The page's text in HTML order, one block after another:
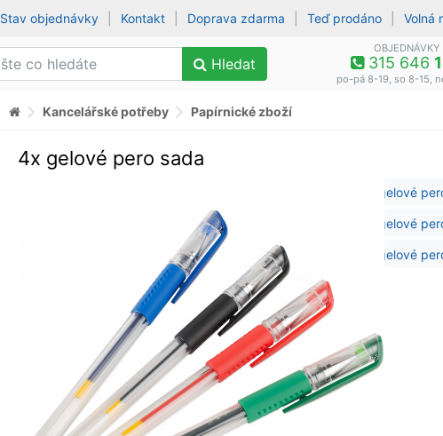
Stav objednávky Kontakt Doprava zdarma Teď prodáno Volná
Hledat
OBJEDNÁVKY
315 646
po-pá 8-19, so 8-15,
Kancelářské potřeby Papírnické zboží
4x gelové pero sada